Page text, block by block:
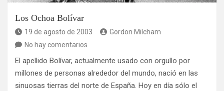
Los Ochoa Bolívar
19 de agosto de 2003
Gordon Milcham
No hay comentarios
El apellido Bolívar, actualmente usado con orgullo por
millones de personas alrededor del mundo, nació en las
sinuosas tierras del norte de España. Hoy en día sólo el